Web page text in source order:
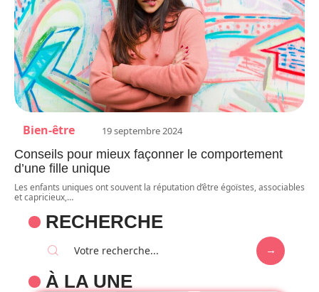
Bien-être 19 septembre 2024
Conseils pour mieux façonner le comportement
d’une fille unique
Les enfants uniques ont souvent la réputation d’être égoïstes, associables
et capricieux,…
RECHERCHE
À LA UNE